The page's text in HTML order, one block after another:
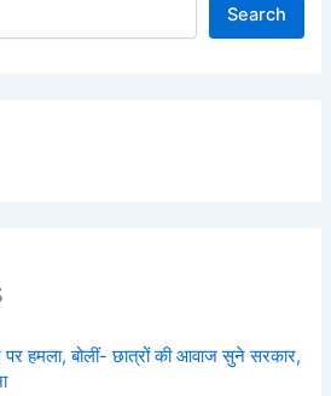
Search
पर हमला, बोलीं- छात्रों की आवाज सुने सरकार,